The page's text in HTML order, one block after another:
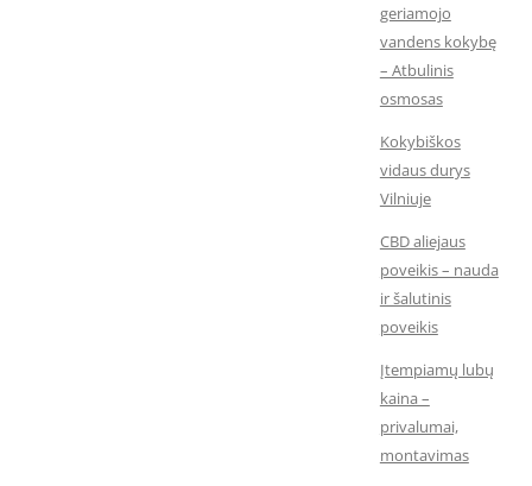
geriamojo
vandens kokybę
– Atbulinis
osmosas
Kokybiškos
vidaus durys
Vilniuje
CBD aliejaus
poveikis – nauda
ir šalutinis
poveikis
Įtempiamų lubų
kaina –
privalumai,
montavimas